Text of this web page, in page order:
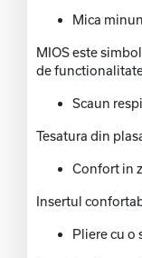
Mica
MIOS este
de
Scaun
Tesatura din
Confort in
Insertul
Pliere cu o